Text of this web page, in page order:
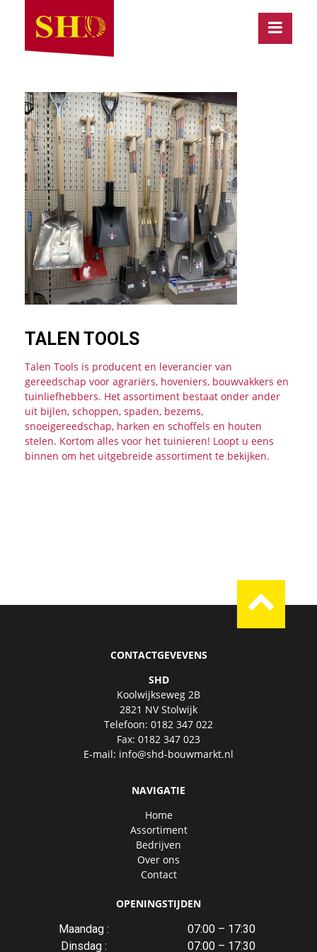
TALEN TOOLS
Talen Tools is producent en leverancier van
gereedschap voor agrariërs, hoveniers, bouwvakkers en
tuinliefhebbers. Het assortiment bestaat onder ander
uit bijlen, schoppen, spaden, bezems,
snoeigereedschap, harken en schoffels en houten
stelen. Kortom alles voor het tuinieren! Loopt u eens
binnen om het uitgebreide assortiment te bekijken.
CONTACTGEVEVENS
SHD
Koolwijkseweg 2B
2821 NV Stolwijk
Telefoon: 0182 347 022
Fax: 0182 347 023
E-mail: info@shd-bouwmarkt.nl
NAVIGATIE
Home
Assortiment
Bedrijven
Over ons
Contact
OPENINGSTIJDEN
Maandag :
07:00 – 17:30
Dinsdag :
07:00 – 17:30